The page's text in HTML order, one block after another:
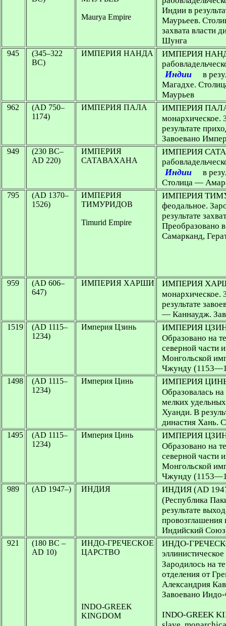
Maurya Empire
Индии в
Маурьеев.
захвата власти
Шунга
945
(345–322
BC)
ИМПЕРИЯ НАНДА
ИМПЕРИЯ НАНДА
Индии
в
Магадхе.
Маурьев
962
(AD 750–
1174)
ИМПЕРИЯ ПАЛА
ИМПЕРИЯ ПАЛА
монархическое.
результате
Завоевано
949
(230 BC–
AD 220)
ИМПЕРИЯ
САТАВАХАНА
ИМПЕРИЯ
Индии
в
Столица —
795
(AD 1370–
1526)
ИМПЕРИЯ
ТИМУРИДОВ
Timurid Empire
ИМПЕРИЯ
феодальное.
результате
Преобразовано
Самарканд,
959
(AD 606–
647)
ИМПЕРИЯ ХАРШИ
ИМПЕРИЯ ХАРШИ
монархическое.
результате
— Каннаудж.
1519
(AD 1115–
1234)
Империя Цзинь
ИМПЕРИЯ ЦЗИНЬ
Образовано на
северной части
Монгольской
Чжунду
1498
(AD 1115–
1234)
Империя Цинь
ИМПЕРИЯ ЦИНЬ
Образовалась на
мелких
Хуанди. В
династия Хань.
1495
(AD 1115–
1234)
Империя Цинь
ИМПЕРИЯ ЦЗИНЬ
Образовано на
северной части
Монгольской
Чжунду
989 (AD 1947–) ИНДИЯ
ИНДИЯ (AD
(Республика
результате
Индийский
921
(180 BC –
AD 10)
ИНДО-ГРЕЧЕСКОЕ
ЦАРСТВО
INDO-GREEK
KINGDOM
ИНДО-
Зародилось на
отделения от
Александрия
Завоевано
INDO-GREEK